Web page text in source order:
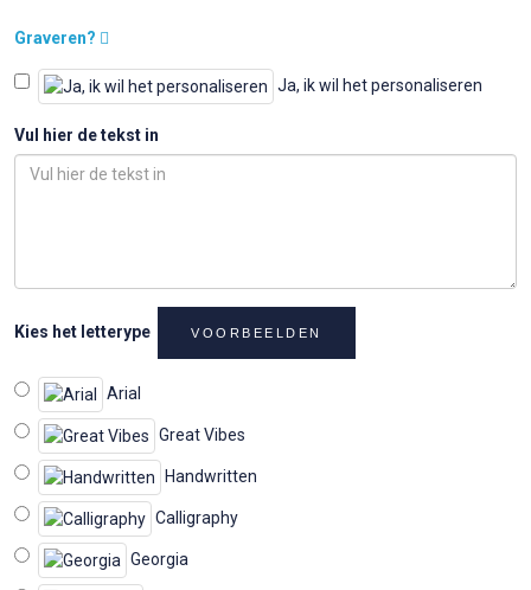
Graveren?
Ja, ik wil het personaliseren
Vul hier de tekst in
Kies het letterype VOORBEELDEN
Arial
Great Vibes
Handwritten
Calligraphy
Georgia